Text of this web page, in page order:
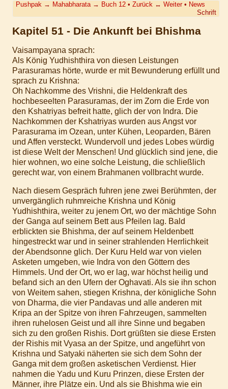
Pushpak → Mahabharata → Buch 12 •Zurück ↔ Weiter• News
Schrift
Kapitel 51 - Die Ankunft bei Bhishma
Vaisampayana sprach:
Als König Yudhishthira von diesen Leistungen
Parasuramas hörte, wurde er mit Bewunderung erfüllt und
sprach zu Krishna:
Oh Nachkomme des Vrishni, die Heldenkraft des
hochbeseelten Parasuramas, der im Zorn die Erde von
den Kshatriyas befreit hatte, glich der von Indra. Die
Nachkommen der Kshatriyas wurden aus Angst vor
Parasurama im Ozean, unter Kühen, Leoparden, Bären
und Affen versteckt. Wundervoll und jedes Lobes würdig
ist diese Welt der Menschen! Und glücklich sind jene, die
hier wohnen, wo eine solche Leistung, die schließlich
gerecht war, von einem Brahmanen vollbracht wurde.
Nach diesem Gespräch fuhren jene zwei Berühmten, der
unvergänglich ruhmreiche Krishna und König
Yudhishthira, weiter zu jenem Ort, wo der mächtige Sohn
der Ganga auf seinem Bett aus Pfeilen lag. Bald
erblickten sie Bhishma, der auf seinem Heldenbett
hingestreckt war und in seiner strahlenden Herrlichkeit
der Abendsonne glich. Der Kuru Held war von vielen
Asketen umgeben, wie Indra von den Göttern des
Himmels. Und der Ort, wo er lag, war höchst heilig und
befand sich an den Ufern der Oghavati. Als sie ihn schon
von Weitem sahen, stiegen Krishna, der königliche Sohn
von Dharma, die vier Pandavas und alle anderen mit
Kripa an der Spitze von ihren Fahrzeugen, sammelten
ihren ruhelosen Geist und all ihre Sinne und begaben
sich zu den großen Rishis. Dort grüßten sie diese Ersten
der Rishis mit Vyasa an der Spitze, und angeführt von
Krishna und Satyaki näherten sie sich dem Sohn der
Ganga mit dem großen asketischen Verdienst. Hier
nahmen die Yadu und Kuru Prinzen, diese Ersten der
Männer, ihre Plätze ein. Und als sie Bhishma wie ein